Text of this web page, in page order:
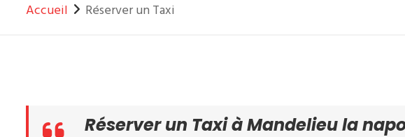
Accueil Réserver un Taxi
Réserver un Taxi à Mandelieu la